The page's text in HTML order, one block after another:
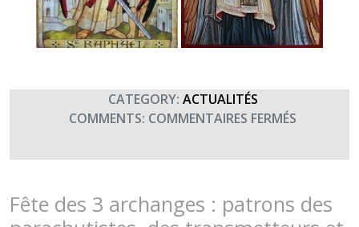
CATEGORY: ACTUALITÉS
COMMENTS: COMMENTAIRES FERMÉS
FÊTE
Fête des 3 archanges : patrons des